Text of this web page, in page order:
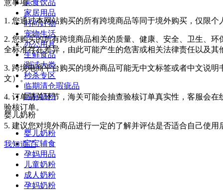
意事项：
1. 您通过本网站购买的所有跨境商品等同于境外购买，仅限
2. 您购买的所有跨境商品相关的质量、健康、安全、卫生、
全标准存在差异，由此可能产生的危害或相关法律责任以及
3. 跨境电商平台购买的境外商品可能无中文标签或者中文说
文）。
4. 订单清关环节，海关可能会抽查验核订单真实性，客服会
验核订单。
5. 建议您对境外商品进行一定的了解并评估是否适合自己使用
我知道了
美食饮品
家居用品
时尚好物
宠物生活
办公用具
生鲜食品
测试大类
秒杀专区
临期清仓瑕疵品
国标奶粉
婴儿奶粉
婴儿奶粉
宝宝辅食
孕妈用品
儿童奶粉
成人奶粉
孕妈奶粉